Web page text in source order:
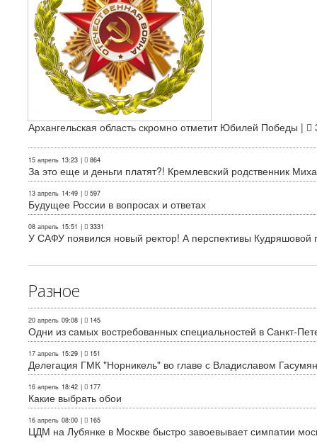
Архангельская область скромно отметит Юбилей Победы |
15 апрель 13:23 | 864
За это еще и деньги платят?! Кремлевский родственник
13 апрель 14:49 | 597
Будущее России в вопросах и ответах
08 апрель 15:51 | 3331
У САФУ появился новый ректор! А перспективы Кудряшовой
Разное
20 апрель 09:08 | 145
Одни из самых востребованных специальностей в Санкт-
17 апрель 15:29 | 151
Делегация ГМК "Норникель" во главе с Владиславом
16 апрель 18:42 | 177
Какие выбрать обои
16 апрель 08:00 | 165
ЦДМ на Лубянке в Москве быстро завоевывает симпатии